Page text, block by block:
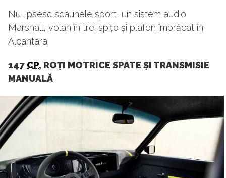
Nu lipsesc scaunele sport, un sistem audio
Marshall, volan în trei spițe și plafon îmbrăcat în
Alcantara.
147 CP, ROȚI MOTRICE SPATE ȘI TRANSMISIE
MANUALĂ